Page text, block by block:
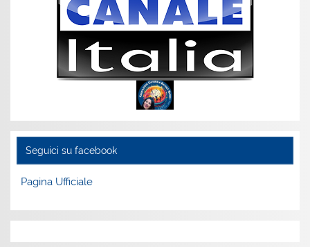
Seguici su facebook
Pagina Ufficiale